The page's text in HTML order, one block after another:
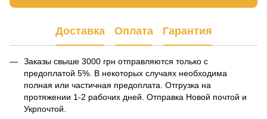
Доставка Оплата Гарантия
Заказы свыше 3000 грн отправляются только с
предоплатой 5%. В некоторых случаях необходима
полная или частичная предоплата. Отгрузка на
протяжении 1-2 рабочих дней. Отправка Новой почтой и
Укрпочтой.